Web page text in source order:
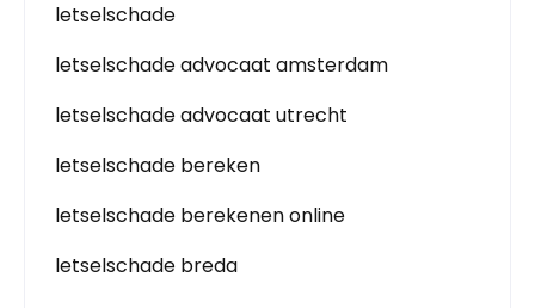
letselschade
letselschade advocaat amsterdam
letselschade advocaat utrecht
letselschade bereken
letselschade berekenen online
letselschade breda